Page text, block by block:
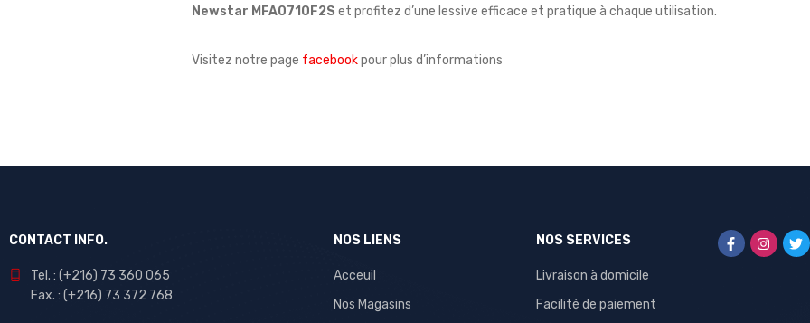
Newstar MFA0710F2S et profitez d’une lessive efficace et pratique à chaque utilisation.
Visitez notre page facebookpour plus d’informations
CONTACT INFO.
Tel. : (+216) 73 360 065
Fax. : (+216) 73 372 768
NOS LIENS
Acceuil
Nos Magasins
NOS SERVICES
Livraison à domicile
Facilité de paiement